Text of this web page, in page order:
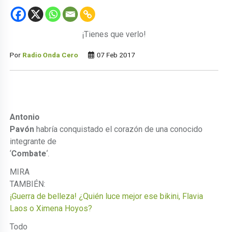
¡Tienes que verlo!
Por Radio Onda Cero 07 Feb 2017
Antonio
Pavón habría conquistado el corazón de una conocido
integrante de
‘Combate‘.
MIRA
TAMBIÉN:
¡Guerra de belleza! ¿Quién luce mejor ese bikini, Flavia
Laos o Ximena Hoyos?
Todo